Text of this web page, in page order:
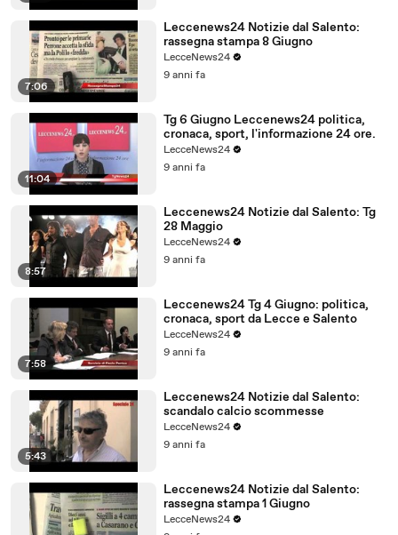
7:06
Leccenews24 Notizie dal Salento:
rassegna stampa 8 Giugno
LecceNews24
9 anni fa
11:04
Tg 6 Giugno Leccenews24 politica,
cronaca, sport, l'informazione 24 ore.
LecceNews24
9 anni fa
8:57
Leccenews24 Notizie dal Salento: Tg
28 Maggio
LecceNews24
9 anni fa
7:58
Leccenews24 Tg 4 Giugno: politica,
cronaca, sport da Lecce e Salento
LecceNews24
9 anni fa
5:43
Leccenews24 Notizie dal Salento:
scandalo calcio scommesse
LecceNews24
9 anni fa
Leccenews24 Notizie dal Salento:
rassegna stampa 1 Giugno
LecceNews24